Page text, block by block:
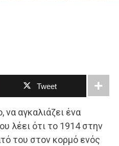
Tweet
αγκαλιάζει ένα
λέει ότι το 1914 στην
του στον κορμό ενός